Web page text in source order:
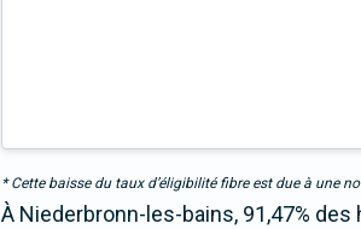
* Cette baisse du taux d’éligibilité fibre est due à une
À Niederbronn-les-bains, 91,47%